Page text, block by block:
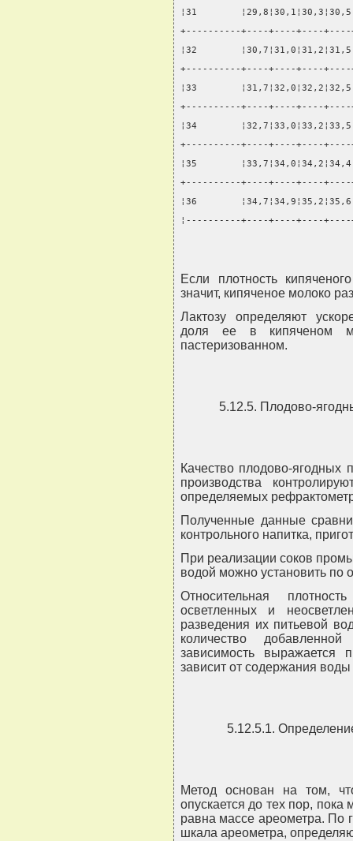
¦31
+----------+----+----+----
¦32
+----------+----+----+----
¦33
+----------+----+----+----
¦34
+----------+----+----+----
¦35
+----------+----+----+----
¦36
¦----------+----+----+----
Если плотность
значит, кипяченое молоко
Лактозу определяют
доля ее в кипяченом
пастеризованном.
5.12.5. Плодово-
Качество плодово-ягодных
производства
определяемых
Полученные данные
контрольного напитка,
При реализации соков
водой можно установить по
Относительная
осветленных и
разведения их питьевой
количество
зависимость выражается
зависит от содержания воды
5.12.5.1.
Метод основан на том,
опускается до тех пор,
равна массе ареометра. По
шкала ареометра,